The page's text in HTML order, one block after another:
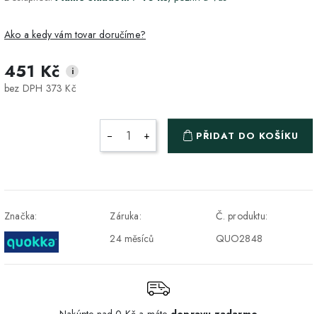
Ako a kedy vám tovar doručíme?
DPD Home - doručenie
na adresu
DPD - Odberné miesto
1-2 pracovné dni ZDARMA
451 Kč i
bez DPH 373 Kč
− + PŘIDAT DO KOŠÍKU
Značka:
Záruka:
24 měsíců
Č. produktu:
QUO2848